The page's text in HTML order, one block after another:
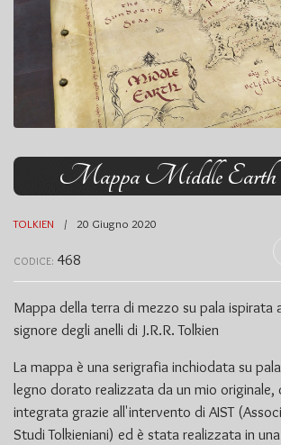
Mappa Middle Earth
TOLKIEN 20 Giugno 2020
CODICE: 468
Mappa della terra di mezzo su pala ispirata
signore degli anelli di J.R.R. Tolkien
La mappa è una serigrafia inchiodata su
legno dorato realizzata da un mio originale,
integrata grazie all'intervento di AIST
Studi Tolkieniani) ed è stata realizzata in